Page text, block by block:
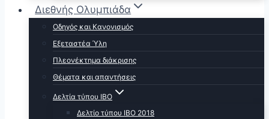
Διεθνής Ολυμπιάδα
Οδηγός και Κανονισμός
Εξεταστέα Ύλη
Πλεονέκτημα διάκρισης
Θέματα και απαντήσεις
Δελτία τύπου ΙΒΟ
Δελτίο τύπου ΙΒΟ 2018